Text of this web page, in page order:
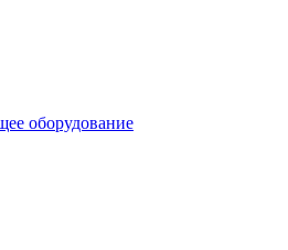
оборудование